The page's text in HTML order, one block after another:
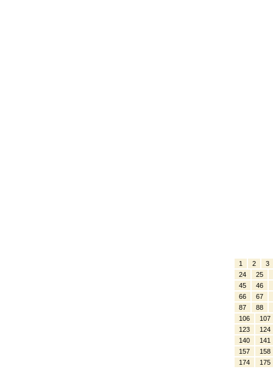
1 2
3
24
25
45
46
66
67
87
88
106
107
123
124
140
141
157
158
174
175